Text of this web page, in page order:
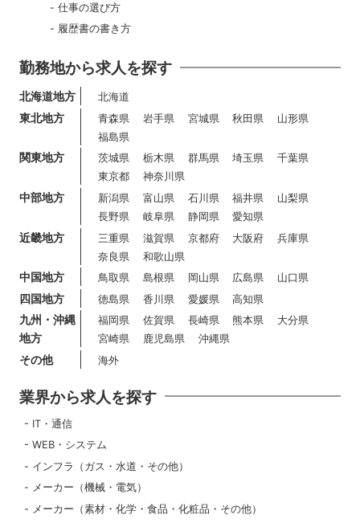
仕事の選び方
履歴書の書き方
勤務地から求人を探す
北海道地方 北海道
東北地方 青森県 岩手県 宮城県 秋田県
山形県
福島県
関東地方 茨城県 栃木県 群馬県 埼玉県
千葉県
東京都
神奈川県
中部地方 新潟県 富山県 石川県 福井県
山梨県
長野県
岐阜県 静岡県 愛知県
近畿地方 三重県 滋賀県 京都府 大阪府
兵庫県
奈良県
和歌山県
中国地方 鳥取県 島根県 岡山県 広島県 山口県
四国地方 徳島県 香川県 愛媛県 高知県
九州・沖縄
地方
福岡県 佐賀県 長崎県 熊本県
大分県
宮崎県
鹿児島県 沖縄県
その他 海外
業界から求人を探す
IT・通信
WEB・システム
インフラ（ガス・水道・その他）
メーカー（機械・電気）
メーカー（素材・化学・食品・化粧品・その他）